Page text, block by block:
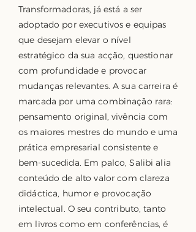
Transformadoras, já está a ser
adoptado por executivos e equipas
que desejam elevar o nível
estratégico da sua acção, questionar
com profundidade e provocar
mudanças relevantes. A sua carreira é
marcada por uma combinação rara:
pensamento original, vivência com
os maiores mestres do mundo e uma
prática empresarial consistente e
bem-sucedida. Em palco, Salibi alia
conteúdo de alto valor com clareza
didáctica, humor e provocação
intelectual. O seu contributo, tanto
em livros como em conferências, é